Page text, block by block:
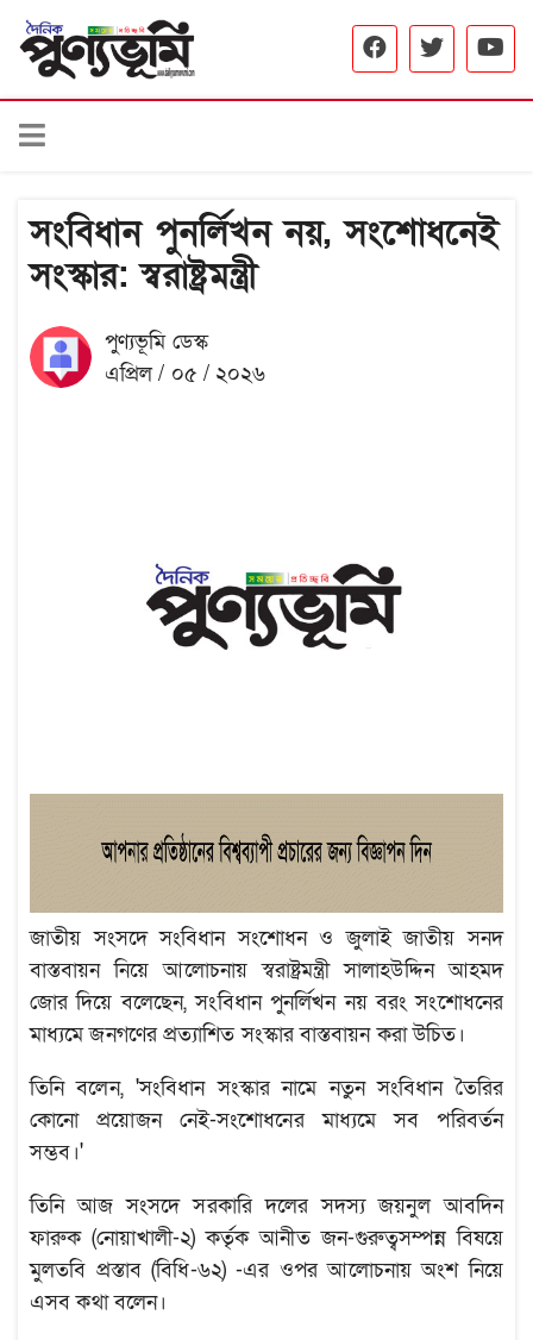
সংবিধান পুনর্লিখন নয়, সংশোধনেই
সংস্কার: স্বরাষ্ট্রমন্ত্রী
পুণ্যভূমি ডেস্ক
এপ্রিল / ০৫ / ২০২৬
জাতীয় সংসদে সংবিধান সংশোধন ও জুলাই জাতীয় সনদ
বাস্তবায়ন নিয়ে আলোচনায় স্বরাষ্ট্রমন্ত্রী সালাহউদ্দিন আহমদ
জোর দিয়ে বলেছেন, সংবিধান পুনর্লিখন নয় বরং সংশোধনের
মাধ্যমে জনগণের প্রত্যাশিত সংস্কার বাস্তবায়ন করা উচিত।
তিনি বলেন, 'সংবিধান সংস্কার নামে নতুন সংবিধান তৈরির
কোনো প্রয়োজন নেই-সংশোধনের মাধ্যমে সব পরিবর্তন
সম্ভব।'
তিনি আজ সংসদে সরকারি দলের সদস্য জয়নুল আবদিন
ফারুক (নোয়াখালী-২) কর্তৃক আনীত জন-গুরুত্বসম্পন্ন বিষয়ে
মুলতবি প্রস্তাব (বিধি-৬২) -এর ওপর আলোচনায় অংশ নিয়ে
এসব কথা বলেন।